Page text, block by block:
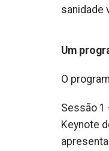
sanidade
Um
O
Sessão 1
Keynote